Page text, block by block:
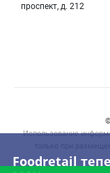
Foodretail
проспект, д. 212
Использование
только при